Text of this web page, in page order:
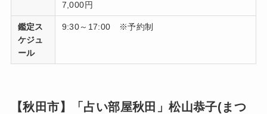
7,000円
鑑定ス
ケジュ
ール
9:30～17:00 ※予約制
【秋田市】「占い部屋秋田」松山恭子(まつ